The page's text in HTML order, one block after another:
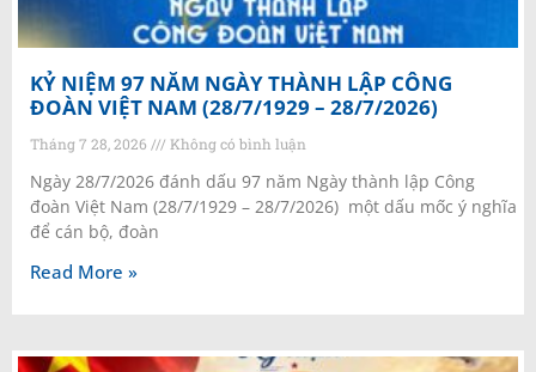
KỶ NIỆM 97 NĂM NGÀY THÀNH LẬP CÔNG
ĐOÀN VIỆT NAM (28/7/1929 – 28/7/2026)
Tháng 7 28, 2026 Không có bình luận
Ngày 28/7/2026 đánh dấu 97 năm Ngày thành lập Công
đoàn Việt Nam (28/7/1929 – 28/7/2026) một dấu mốc ý nghĩa
để cán bộ, đoàn
Read More »